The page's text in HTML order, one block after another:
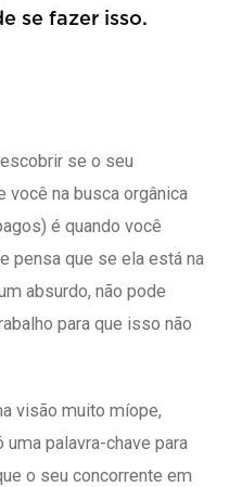
se fazer isso.
se o seu
você na busca orgânica
é quando você
pensa que se ela está na
absurdo, não pode
para que isso não
visão muito míope,
palavra-chave para
o seu concorrente em